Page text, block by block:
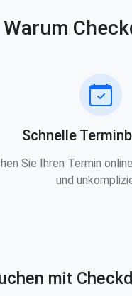
Warum
Schnelle
Sie Ihren Termin
und
mit